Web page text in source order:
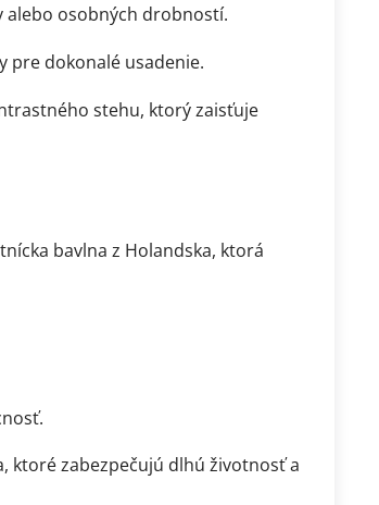
alebo osobných drobností.
pre dokonalé usadenie.
stehu, ktorý zaisťuje
bavlna z Holandska, ktorá
ktoré zabezpečujú dlhú životnosť a